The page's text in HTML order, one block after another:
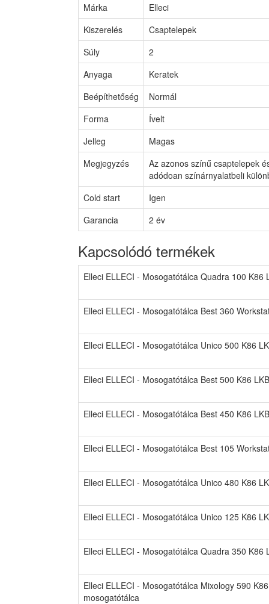
Márka
Elleci
Kiszerelés
Csaptelepek
Súly
2
Anyaga
Keratek
Beépíthetőség
Normál
Forma
Ívelt
Jelleg
Magas
Megjegyzés
Az azonos színű csaptelepek
adódoan színárnyalatbeli
Cold start
Igen
Garancia
2 év
Kapcsolódó termékek
Elleci ELLECI - Mosogatótálca Quadra 100
Elleci ELLECI - Mosogatótálca Best 360
Elleci ELLECI - Mosogatótálca Unico 500 K86
Elleci ELLECI - Mosogatótálca Best 500 K86
Elleci ELLECI - Mosogatótálca Best 450 K86
Elleci ELLECI - Mosogatótálca Best 105
Elleci ELLECI - Mosogatótálca Unico 480 K86
Elleci ELLECI - Mosogatótálca Unico 125 K86
Elleci ELLECI - Mosogatótálca Quadra 350
Elleci ELLECI - Mosogatótálca Mixology 590
mosogatótálca